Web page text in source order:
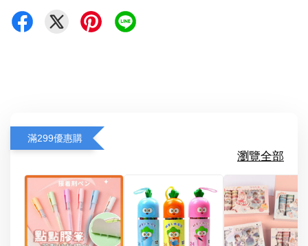
滿299優惠購
瀏覽全部